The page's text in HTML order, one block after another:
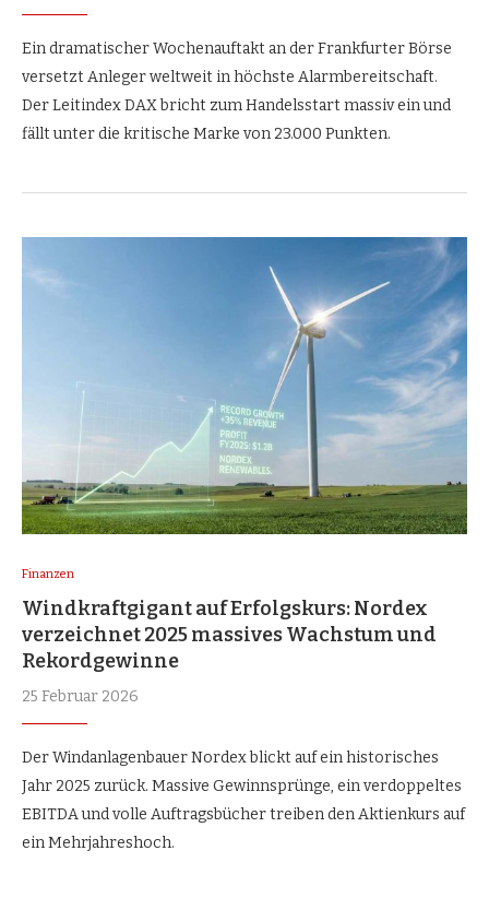
Ein dramatischer Wochenauftakt an der Frankfurter Börse
versetzt Anleger weltweit in höchste Alarmbereitschaft.
Der Leitindex DAX bricht zum Handelsstart massiv ein und
fällt unter die kritische Marke von 23.000 Punkten.
Finanzen
Windkraftgigant auf Erfolgskurs: Nordex
verzeichnet 2025 massives Wachstum und
Rekordgewinne
25 Februar 2026
Der Windanlagenbauer Nordex blickt auf ein historisches
Jahr 2025 zurück. Massive Gewinnsprünge, ein verdoppeltes
EBITDA und volle Auftragsbücher treiben den Aktienkurs auf
ein Mehrjahreshoch.